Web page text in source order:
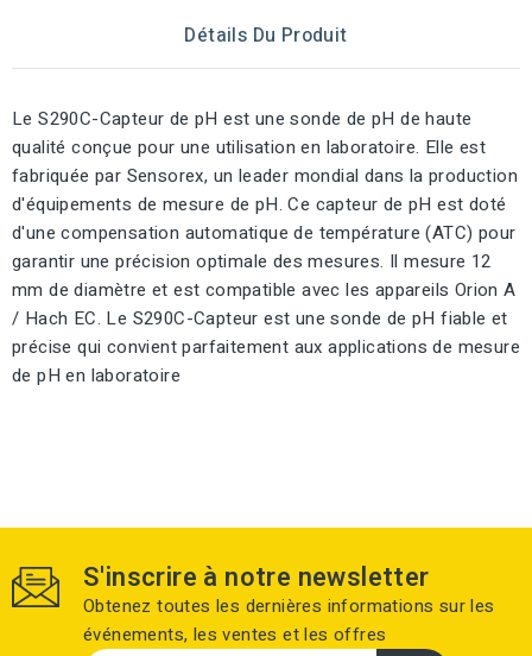
Détails Du Produit
Le S290C-Capteur de pH est une sonde de pH de haute
qualité conçue pour une utilisation en laboratoire. Elle est
fabriquée par Sensorex, un leader mondial dans la production
d'équipements de mesure de pH. Ce capteur de pH est doté
d'une compensation automatique de température (ATC) pour
garantir une précision optimale des mesures. Il mesure 12
mm de diamètre et est compatible avec les appareils Orion A
/ Hach EC. Le S290C-Capteur est une sonde de pH fiable et
précise qui convient parfaitement aux applications de mesure
de pH en laboratoire
S'inscrire à notre newsletter
Obtenez toutes les dernières informations sur les
événements, les ventes et les offres